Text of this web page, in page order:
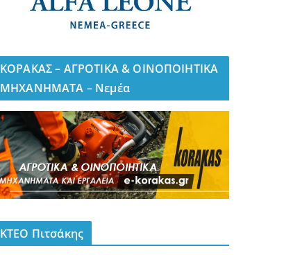
ΚΟΡΑΚΑΣ – ΑΓΡΟΤΙΚΑ & ΟΙΝΟΠΟΙΗΤΙΚΑ
ΜΗΧΑΝΗΜΑΤΑ – Νεμέα
ΚΤΕΟ Πιτσάκης